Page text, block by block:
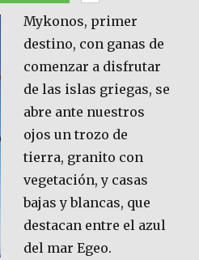
Mykonos, primer
destino, con ganas de
comenzar a disfrutar
de las islas griegas, se
abre ante nuestros
ojos un trozo de
tierra, granito con
vegetación, y casas
bajas y blancas, que
destacan entre el azul
del mar Egeo.